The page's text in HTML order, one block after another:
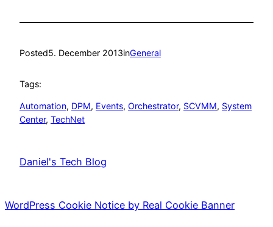
Posted5. December 2013inGeneral
Tags:
Automation, DPM, Events, Orchestrator, SCVMM, System
Center, TechNet
Daniel's Tech Blog
WordPress Cookie Notice by Real Cookie Banner